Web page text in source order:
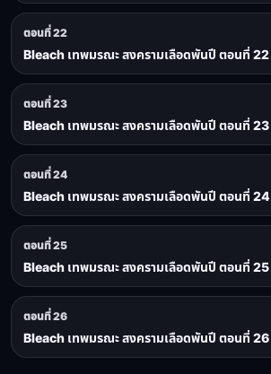
ตอนที่ 22
Bleach เทพมรณะ สงครามเลือดพันปี ตอนที่ 22
ตอนที่ 23
Bleach เทพมรณะ สงครามเลือดพันปี ตอนที่ 23
ตอนที่ 24
Bleach เทพมรณะ สงครามเลือดพันปี ตอนที่ 24
ตอนที่ 25
Bleach เทพมรณะ สงครามเลือดพันปี ตอนที่ 25
ตอนที่ 26
Bleach เทพมรณะ สงครามเลือดพันปี ตอนที่ 26